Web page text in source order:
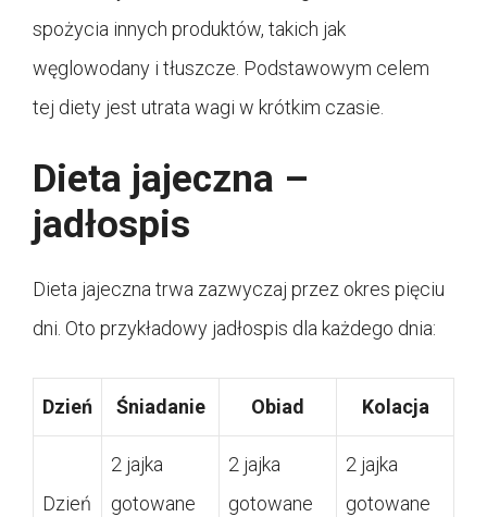
spożycia innych produktów, takich jak
węglowodany i tłuszcze. Podstawowym celem
tej diety jest utrata wagi w krótkim czasie.
Dieta jajeczna –
jadłospis
Dieta jajeczna trwa zazwyczaj przez okres pięciu
dni. Oto przykładowy jadłospis dla każdego dnia:
Dzień Śniadanie Obiad Kolacja
Dzień
2 jajka
gotowane
2 jajka
gotowane
2 jajka
gotowane